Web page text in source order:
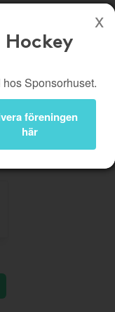
Hockey
Biobiljetter
Kampanjer
Logga in
Sponsorhuset.
föreningen
här